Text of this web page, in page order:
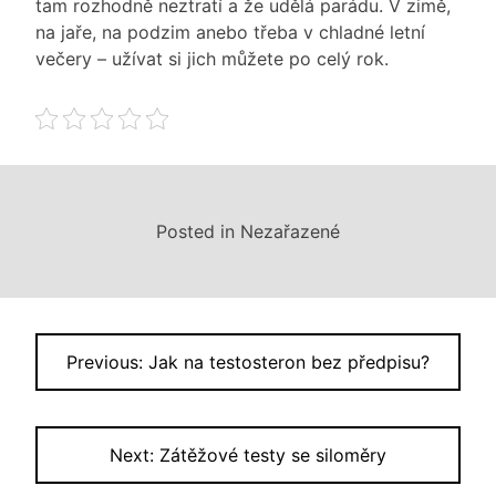
tam rozhodně neztratí a že udělá parádu. V zimě,
na jaře, na podzim anebo třeba v chladné letní
večery – užívat si jich můžete po celý rok.
Posted in Nezařazené
Navigace
pro
příspěvek
Previous: Jak na testosteron bez předpisu?
Next: Zátěžové testy se siloměry